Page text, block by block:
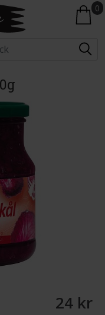
0
24 kr